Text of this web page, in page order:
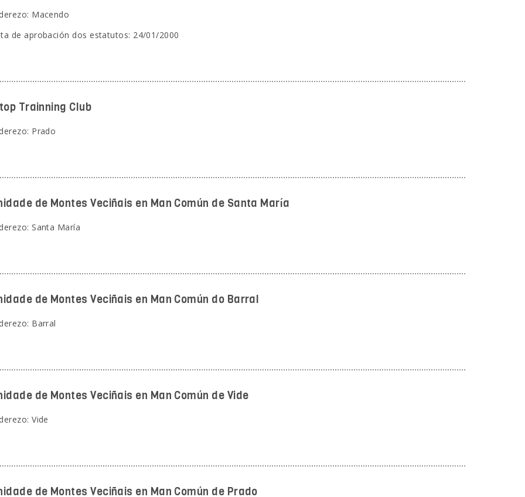
Macendo
de aprobación dos estatutos: 24/01/2000
Trainning Club
Prado
de Montes Veciñais en Man Común de Santa María
Santa María
de Montes Veciñais en Man Común do Barral
Barral
de Montes Veciñais en Man Común de Vide
Vide
de Montes Veciñais en Man Común de Prado